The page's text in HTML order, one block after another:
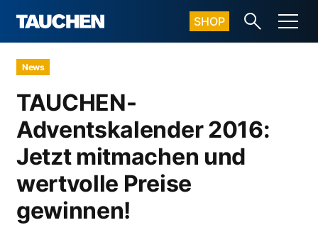
SHOP
News
TAUCHEN-
Adventskalender 2016:
Jetzt mitmachen und
wertvolle Preise
gewinnen!